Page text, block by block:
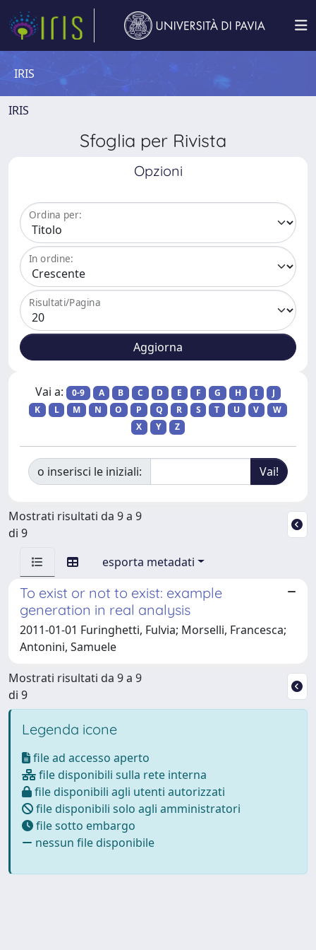
IRIS
IRIS
Sfoglia per Rivista
Opzioni
Ordina per:
In ordine:
Risultati/Pagina
Vai a: 0-9 A B C D E F G H I
J
K
L M N O P Q R S T U V
W
X
Y Z
o inserisci le iniziali:
Mostrati risultati da 9 a 9
di 9
esporta metadati
To exist or not to exist: example
generation in real analysis
2011-01-01 Furinghetti, Fulvia; Morselli, Francesca;
Antonini, Samuele
Mostrati risultati da 9 a 9
di 9
Legenda icone
file ad accesso aperto
file disponibili sulla rete interna
file disponibili agli utenti autorizzati
file disponibili solo agli amministratori
file sotto embargo
nessun file disponibile